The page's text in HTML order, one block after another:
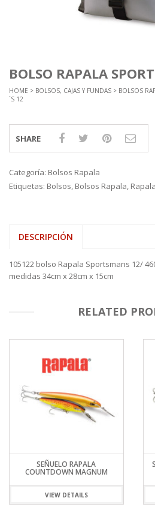
BOLSO RAPALA
HOME > BOLSOS, CAJAS Y FUNDAS > BOLSOS
´S 12
SHARE
Categoría: Bolsos Rapala
Etiquetas: Bolsos, Bolsos Rapala, Rapala
DESCRIPCIÓN
105122 bolso Rapala Sportsmans 12/
medidas 34cm x 28cm x 15cm
RELATED
SEÑUELO RAPALA
COUNTDOWN MAGNUM
VIEW DETAILS